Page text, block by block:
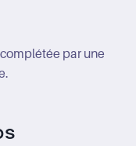
par une